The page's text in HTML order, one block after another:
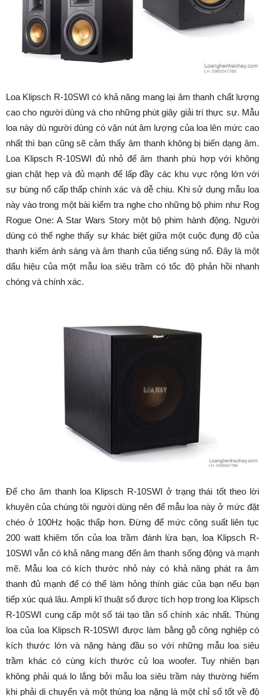
Loa Klipsch R-10SWI có khả năng mang lại âm thanh chất lượng
cao cho người dùng và cho những phút giây giải trí thực sự. Mẫu
loa này dù người dùng có vặn nút âm lượng của loa lên mức cao
nhất thì bạn cũng sẽ cảm thấy âm thanh không bị biến dạng âm.
Loa Klipsch R-10SWI đủ nhỏ để âm thanh phù hợp với không
gian chật hẹp và đủ mạnh để lấp đầy các khu vực rộng lớn với
sự bùng nổ cấp thấp chính xác và dễ chịu. Khi sử dụng mẫu loa
này vào trong một bài kiểm tra nghe cho những bộ phim như Rog
Rogue One: A Star Wars Story một bộ phim hành động. Người
dùng có thể nghe thấy sự khác biệt giữa một cuộc đụng độ của
thanh kiếm ánh sáng và âm thanh của tiếng súng nổ. Đây là một
dấu hiệu của một mẫu loa siêu trầm có tốc độ phản hồi nhanh
chóng và chính xác.
Để cho âm thanh loa Klipsch R-10SWI ở trạng thái tốt theo lời
khuyên của chúng tôi người dùng nên để mẫu loa này ở mức đặt
chéo ở 100Hz hoặc thấp hơn. Đừng để mức công suất liên tục
200 watt khiêm tốn của loa trầm đánh lừa bạn, loa Klipsch R-
10SWI vẫn có khả năng mang đến âm thanh sống động và mạnh
mẽ. Mẫu loa có kích thước nhỏ này có khả năng phát ra âm
thanh đủ mạnh để có thể làm hỏng thính giác của bạn nếu bạn
tiếp xúc quá lâu. Ampli kĩ thuật số được tích hợp trong loa Klipsch
R-10SWI cung cấp một số tái tạo tần số chính xác nhất. Thùng
loa của loa Klipsch R-10SWI được làm bằng gỗ công nghiệp có
kích thước lớn và nặng hàng đầu so với những mẫu loa siêu
trầm khác có cùng kích thước củ loa woofer. Tuy nhiên bạn
không phải quá lo lắng bởi mẫu loa siêu trầm này thường hiếm
khi phải di chuyển và một thùng loa nặng là một chỉ số tốt về độ